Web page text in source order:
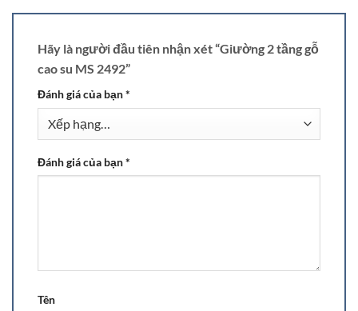
Hãy là người đầu tiên nhận xét “Giường 2 tầng gỗ
cao su MS 2492”
Đánh giá của bạn*
Đánh giá của bạn*
Tên